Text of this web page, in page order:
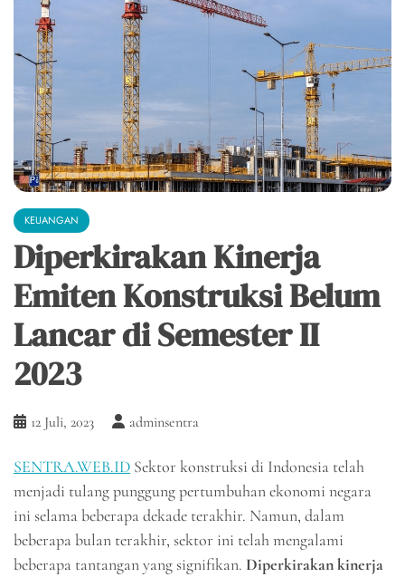
KEUANGAN
Diperkirakan Kinerja
Emiten Konstruksi Belum
Lancar di Semester II
2023
12 Juli, 2023 adminsentra
SENTRA.WEB.ID Sektor konstruksi di Indonesia telah
menjadi tulang punggung pertumbuhan ekonomi negara
ini selama beberapa dekade terakhir. Namun, dalam
beberapa bulan terakhir, sektor ini telah mengalami
beberapa tantangan yang signifikan. Diperkirakan kinerja